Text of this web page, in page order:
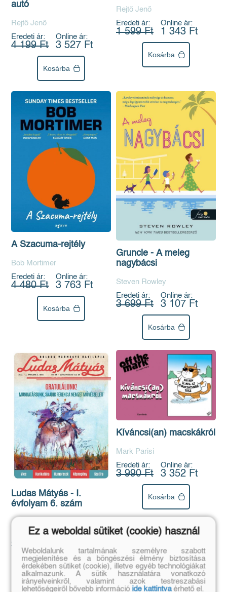
autó
Rejtő Jenő
Eredeti ár:
4 199 Ft
Online ár:
3 527 Ft
Kosárba
Rejtő Jenő
Eredeti ár:
1 599 Ft
Online ár:
1 343 Ft
Kosárba
A Szacuma-rejtély
Bob Mortimer
Eredeti ár:
4 480 Ft
Online ár:
3 763 Ft
Kosárba
Gruncle - A meleg
nagybácsi
Steven Rowley
Eredeti ár:
3 699 Ft
Online ár:
3 107 Ft
Kosárba
Ludas Mátyás - I.
évfolyam 6. szám
Eredeti ár:
999 Ft
Online ár:
Kosárba
Kíváncsi(an) macskákról
Mark Parisi
Eredeti ár:
3 990 Ft
Online ár:
3 352 Ft
Kosárba
Ez a weboldal sütiket (cookie) használ
Weboldalunk tartalmának személyre szabott
megjelenítése és a böngészési élmény biztosítása
érdekében sütiket (cookie), illetve egyéb technológiákat
alkalmazunk. A sütik használatára vonatkozó
irányelveinkről, valamint azok testreszabási
lehetőségeiről bővebb információ ide kattintvaérhető el.